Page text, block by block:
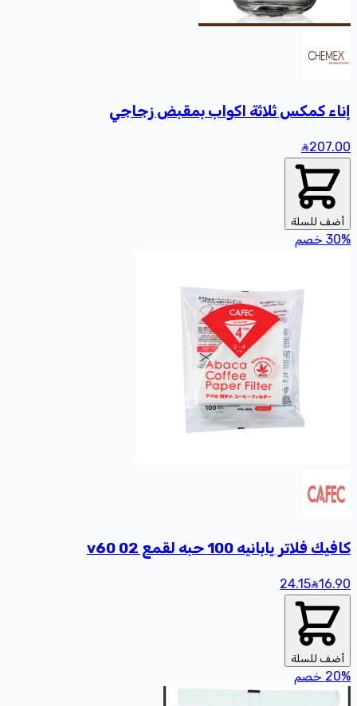
إناء كمكس ثلاثة اكواب بمقبض زجاجي
207.00
أضف للسلة
30% خصم
كافيك فلاتر يابانيه 100 حبه لقمع v60 02
16.90
24.15
أضف للسلة
20% خصم